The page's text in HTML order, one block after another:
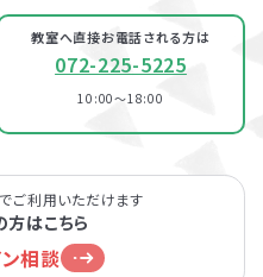
お問い合わせ
Q&A
教室へ直接お電話される方は
072-225-5225
10:00～18:00
ご利用いただけます
はこちら
相談